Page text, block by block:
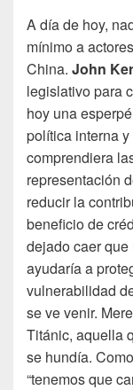
A día de hoy,
mínimo a
China. John
legislativo para
hoy una
política interna
comprendiera
representación
reducir la
beneficio de
dejado caer
ayudaría a
vulnerabilidad
se ve venir.
Titánic, aquella
se hundía.
“tenemos que